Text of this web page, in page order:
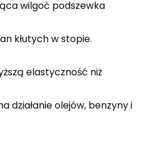
wilgoć podszewka
kłutych w stopie.
elastyczność niż
działanie olejów, benzyny i